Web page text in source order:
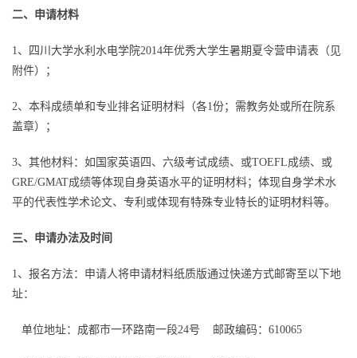
二、申请材料
1、四川大学水利水电学院2014年优秀大学生暑期夏令营申请表（见
附件）；
2、本科成绩单和专业排名证明材料（各1份；需教务处或所在院系
盖章）；
3、其他材料：如国家英语四、六级考试成绩、或TOEFL成绩、或
GRE/GMAT成绩等体现自身英语水平的证明材料；体现自身学术水
平的代表性学术论文、专利或体现有特殊专业特长的证明材料等。
三、申请办法及时间
1、报名方法：申请人将申请材料纸质版通过快递方式邮寄至以下地
址：
单位地址：成都市一环路南一段24号 邮政编码：610065